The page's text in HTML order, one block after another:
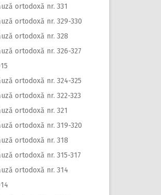
ortodoxă nr. 331
ortodoxă nr. 329-330
ortodoxă nr. 328
ortodoxă nr. 326-327
ortodoxă nr. 324-325
ortodoxă nr. 322-323
ortodoxă nr. 321
ortodoxă nr. 319-320
ortodoxă nr. 318
ortodoxă nr. 315-317
ortodoxă nr. 314